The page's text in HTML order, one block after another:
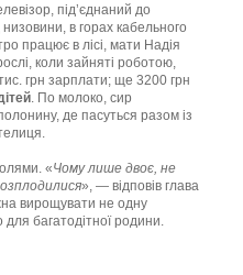
під’єднаний до
низовини, в горах кабельного
працює в лісі, мати Надія
коли зайняті роботою,
грн зарплати; ще 3200 грн
. По молоко, сир
де пасуться разом із
«Чому лише двоє, не
», — відповів глава
вирощувати не одну
для багатодітної родини.